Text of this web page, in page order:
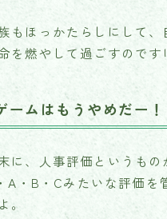
もほっかたらしにして
を燃やして過ごすのです
ームはもうやめだー！
に、人事評価というもの
A・B・Cみたいな評価を
。